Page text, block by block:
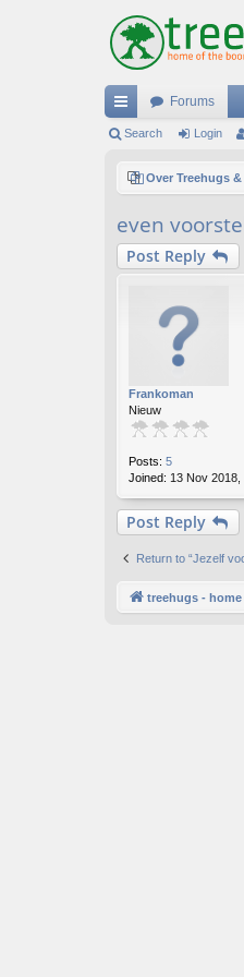
ui
ks
Forums
Search Login
Over Treehugs
even
Post Reply
Frankoman
Nieuw
Posts: 5
Joined: 13 Nov 2018,
Post Reply
Return to “Jezelf
treehugs -